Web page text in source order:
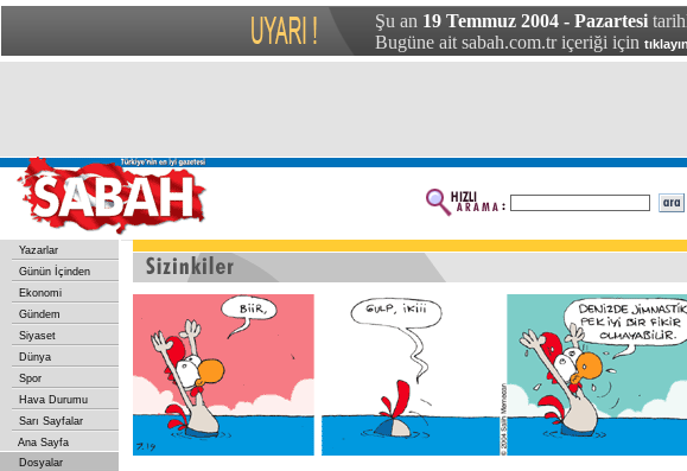
Şu an 19 Temmuz 2004 - Pazartesi
Bugüne ait sabah.com.tr içeriği için
Yazarlar
Günün İçinden
Ekonomi
Gündem
Siyaset
Dünya
Spor
Hava Durumu
Sarı Sayfalar
Ana Sayfa
Dosyalar